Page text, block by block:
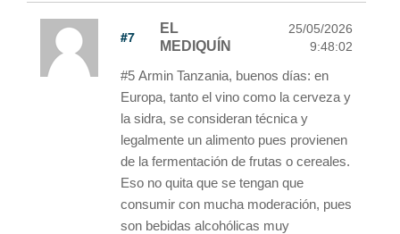
#7
EL
MEDIQUÍN
25/05/2026
9:48:02
#5 Armin Tanzania, buenos días: en
Europa, tanto el vino como la cerveza y
la sidra, se consideran técnica y
legalmente un alimento pues provienen
de la fermentación de frutas o cereales.
Eso no quita que se tengan que
consumir con mucha moderación, pues
son bebidas alcohólicas muy